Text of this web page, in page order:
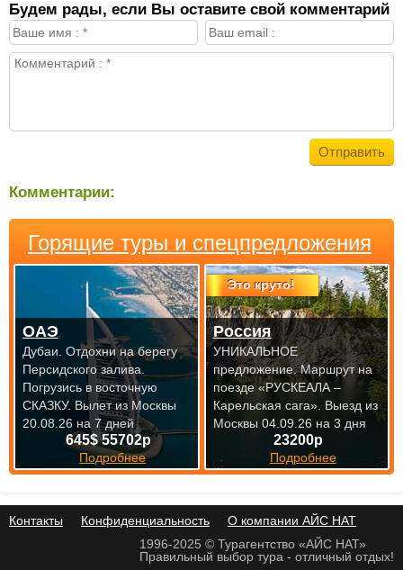
Будем рады, если Вы оставите свой комментарий
Комментарии:
Горящие туры и спецпредложения
645$ 55702р
Подробнее
ОАЭ
Дубаи. Отдохни на берегу
Персидского залива.
Погрузись в восточную
СКАЗКУ. Вылет из Москвы
20.08.26 на 7 дней
Это круто!
23200р
Подробнее
Россия
УНИКАЛЬНОЕ
предложение. Маршрут на
поезде «РУСКЕАЛА –
Карельская сага». Выезд из
Москвы 04.09.26 на 3 дня
Контакты Конфиденциальность
О компании АЙС НАТ
1996-2025 © Турагентство «АЙС НАТ»
Правильный выбор тура - отличный отдых!